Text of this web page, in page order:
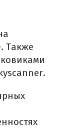
. Также